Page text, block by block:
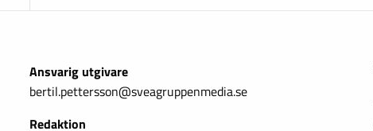
Ansvarig utgivare
bertil.pettersson@sveagruppenmedia.se
Redaktion